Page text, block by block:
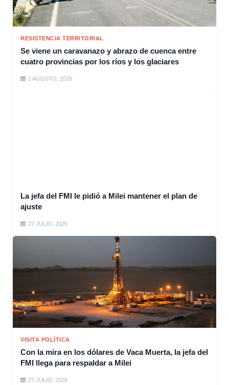
RESISTENCIA TERRITORIAL
Se viene un caravanazo y abrazo de cuenca entre
cuatro provincias por los ríos y los glaciares
1 AGOSTO, 2026
La jefa del FMI le pidió a Milei mantener el plan de
ajuste
27 JULIO, 2026
VISITA POLÍTICA
Con la mira en los dólares de Vaca Muerta, la jefa del
FMI llega para respaldar a Milei
27 JULIO, 2026